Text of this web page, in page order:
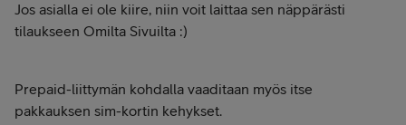
Jos asialla ei ole kiire, niin voit laittaa sen näppärästi
tilaukseen Omilta Sivuilta :)
Prepaid-liittymän kohdalla vaaditaan myös itse
pakkauksen sim-kortin kehykset.